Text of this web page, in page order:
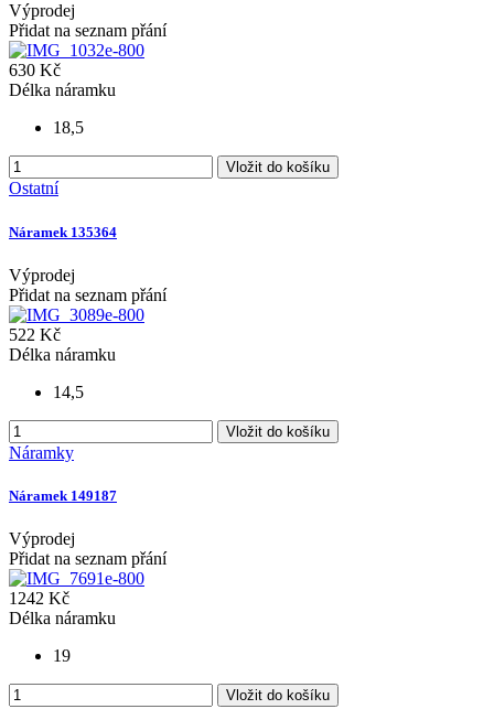
Výprodej
Přidat na seznam přání
630 Kč
Délka náramku
18,5
Vložit do košíku
Ostatní
Náramek 135364
Výprodej
Přidat na seznam přání
522 Kč
Délka náramku
14,5
Vložit do košíku
Náramky
Náramek 149187
Výprodej
Přidat na seznam přání
1242 Kč
Délka náramku
19
Vložit do košíku